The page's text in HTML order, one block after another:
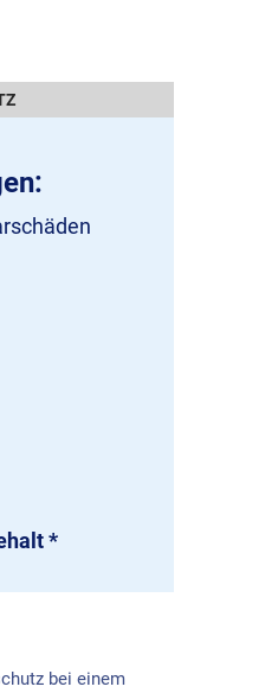
*
bei einem